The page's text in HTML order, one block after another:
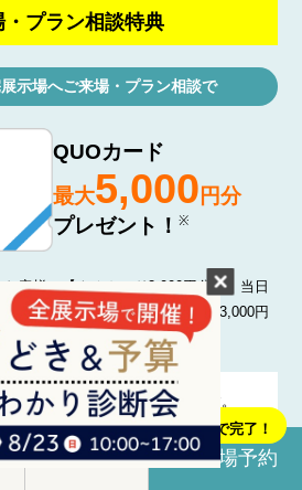
・プラン相談特典
示場へご来場・プラン相談で
QUOカード
最大5,000 円分
プレゼント！※
客様に【クオカード2,000円分】、当日
いた方にはさらに【クオカード3,000円
ます
る方に進呈させていただきます。
り】
囲内の方。（未成年者様のみのご来
アクセス 来場予約
１分で完了！